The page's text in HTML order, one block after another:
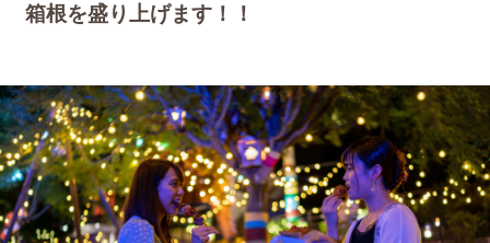
箱根を盛り上げます！！